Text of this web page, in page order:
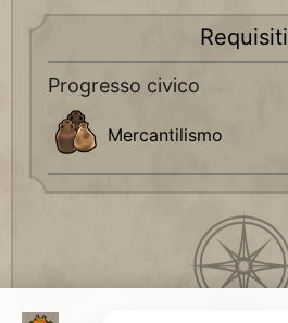
Requisiti
Progresso civico
Mercantilismo